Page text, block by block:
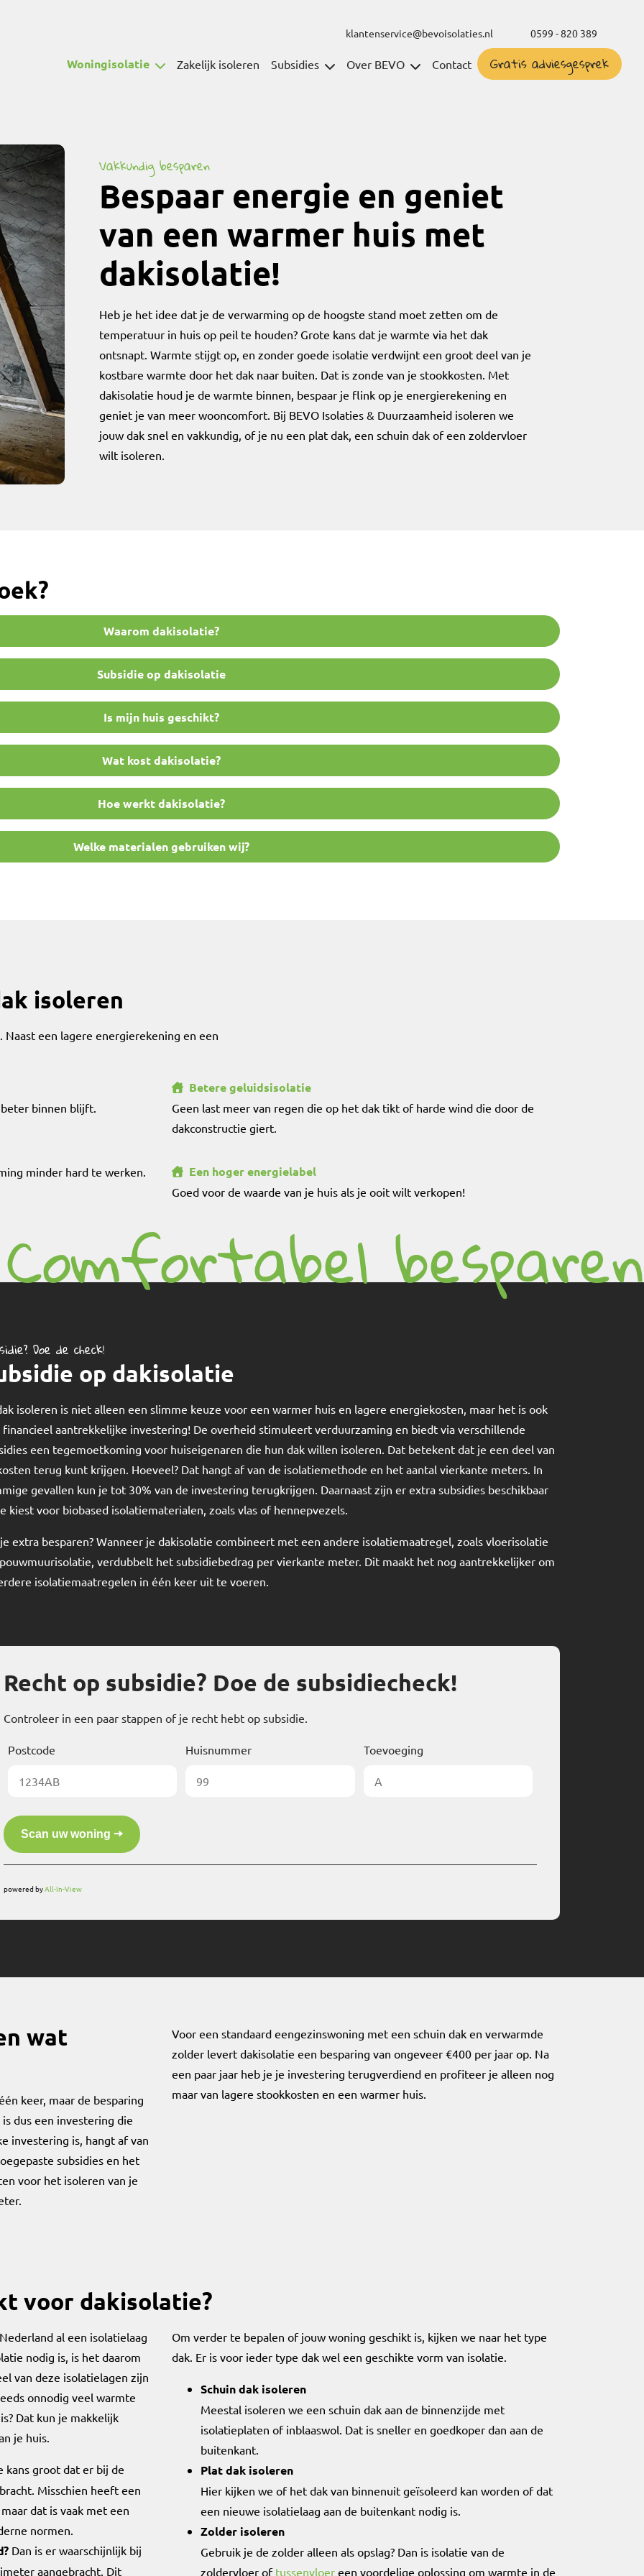
klantenservice@bevoisolaties.nl 0599 - 820 389
Woningisolatie Zakelijk isoleren Subsidies Over BEVO Contact Gratis adviesgesprek
Vakkundig besparen
Bespaar energie en geniet
van een warmer huis met
dakisolatie!
Heb je het idee dat je de verwarming op de hoogste stand moet zetten om de
temperatuur in huis op peil te houden? Grote kans dat je warmte via het dak
ontsnapt. Warmte stijgt op, en zonder goede isolatie verdwijnt een groot deel van je
kostbare warmte door het dak naar buiten. Dat is zonde van je stookkosten. Met
dakisolatie houd je de warmte binnen, bespaar je flink op je energierekening en
geniet je van meer wooncomfort. Bij BEVO Isolaties & Duurzaamheid isoleren we
jouw dak snel en vakkundig, of je nu een plat dak, een schuin dak of een zoldervloer
wilt isoleren.
Waarom dakisolatie?
Subsidie op dakisolatie
Is mijn huis geschikt?
Wat kost dakisolatie?
Hoe werkt dakisolatie?
Welke materialen gebruiken wij?
isoleren
een lagere energierekening en een
binnen blijft.
minder hard te werken.
Betere geluidsisolatie
Geen last meer van regen die op het dak tikt of harde wind die door de
dakconstructie giert.
Een hoger energielabel
Goed voor de waarde van je huis als je ooit wilt verkopen!
Comfortabel besparen
Doe de check!
op dakisolatie
isoleren is niet alleen een slimme keuze voor een warmer huis en lagere energiekosten, maar het is ook
financieel aantrekkelijke investering! De overheid stimuleert verduurzaming en biedt via verschillende
een tegemoetkoming voor huiseigenaren die hun dak willen isoleren. Dat betekent dat je een deel van
terug kunt krijgen. Hoeveel? Dat hangt af van de isolatiemethode en het aantal vierkante meters. In
gevallen kun je tot 30% van de investering terugkrijgen. Daarnaast zijn er extra subsidies beschikbaar
kiest voor biobased isolatiematerialen, zoals vlas of hennepvezels.
extra besparen? Wanneer je dakisolatie combineert met een andere isolatiemaatregel, zoals vloerisolatie
verdubbelt het subsidiebedrag per vierkante meter. Dit maakt het nog aantrekkelijker om
isolatiemaatregelen in één keer uit te voeren.
Recht op subsidie? Doe de subsidiecheck!
Controleer in een paar stappen of je recht hebt op subsidie.
Postcode Huisnummer Toevoeging
powered byAll-In-View
wat
keer, maar de besparing
dus een investering die
investering is, hangt af van
subsidies en het
voor het isoleren van je
Voor een standaard eengezinswoning met een schuin dak en verwarmde
zolder levert dakisolatie een besparing van ongeveer €400 per jaar op. Na
een paar jaar heb je je investering terugverdiend en profiteer je alleen nog
maar van lagere stookkosten en een warmer huis.
voor dakisolatie?
al een isolatielaag
nodig is, is het daarom
van deze isolatielagen zijn
onnodig veel warmte
Dat kun je makkelijk
je huis.
kans groot dat er bij de
Misschien heeft een
dat is vaak met een
normen.
Dan is er waarschijnlijk bij
aangebracht. Dit
Om verder te bepalen of jouw woning geschikt is, kijken we naar het type
dak. Er is voor ieder type dak wel een geschikte vorm van isolatie.
Schuin dak isoleren
Meestal isoleren we een schuin dak aan de binnenzijde met
isolatieplaten of inblaaswol. Dat is sneller en goedkoper dan aan de
buitenkant.
Plat dak isoleren
Hier kijken we of het dak van binnenuit geïsoleerd kan worden of dat
een nieuwe isolatielaag aan de buitenkant nodig is.
Zolder isoleren
Gebruik je de zolder alleen als opslag? Dan is isolatie van de
zoldervloer of tussenvloer een voordelige oplossing om warmte in de